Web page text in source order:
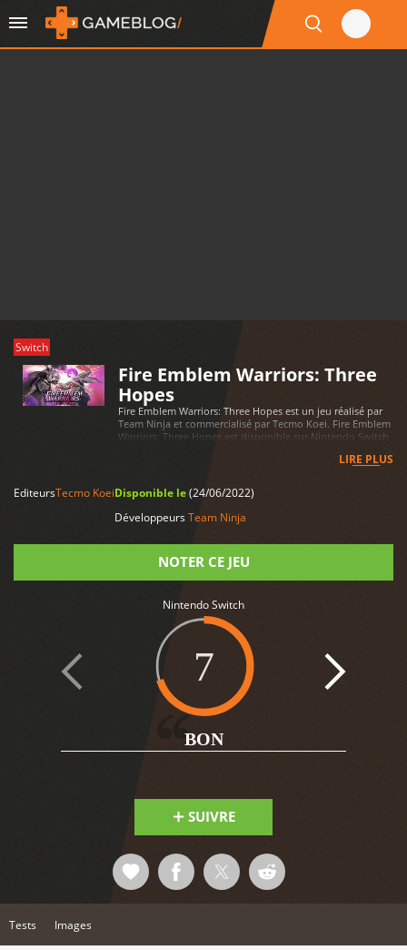
Switch
Fire Emblem Warriors: Three
Hopes
Fire Emblem Warriors: Three Hopes est un jeu réalisé par
Team Ninja et commercialisé par Tecmo Koei. Fire Emblem
Warriors: Three Hopes est disponible sur Nintendo Switch
LIRE PLUS
EditeursTecmo KoeiDisponible le(24/06/2022)
Développeurs Team Ninja
NOTER CE JEU
Nintendo Switch
7
BON
SUIVRE
Tests Images